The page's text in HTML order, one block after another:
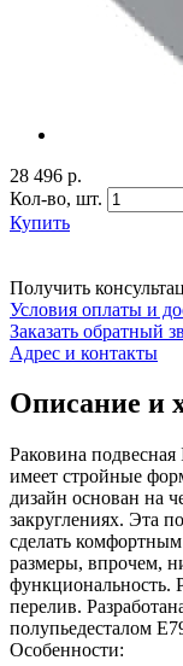
28 496 р.
Кол-во, шт.
Купить
Получить
Условия оплаты и
Заказать обратный
Адрес и контакты
Описание и
Раковина подвесная
имеет стройные
дизайн основан на
закруглениях. Эта
сделать
размеры, впрочем,
функциональность.
перелив.
полупьедесталом
Особенности: